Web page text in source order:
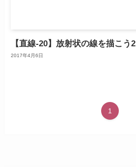
【直線-20】放射状の線を描こう2
2017年4月6日
1